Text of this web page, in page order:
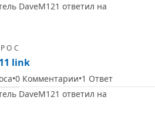
DaveM121 ответил на
link
0 Комментарии 1 Ответ
DaveM121 ответил на